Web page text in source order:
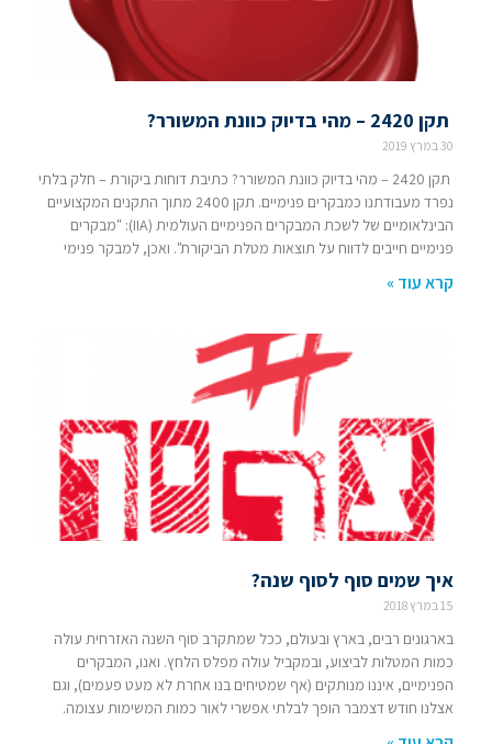
תקן 2420 – מהי בדיוק כוונת המשורר?
30 במרץ 2019
תקן 2420 – מהי בדיוק כוונת המשורר? כתיבת דוחות ביקורת – חלק בלתי
נפרד מעבודתנו כמבקרים פנימיים. תקן 2400 מתוך התקנים המקצועיים
הבינלאומיים של לשכת המבקרים הפנימיים העולמית (IIA): "מבקרים
פנימיים חייבים לדווח על תוצאות מטלת הביקורת". ואכן, למבקר פנימי
קרא עוד »
איך שמים סוף לסוף שנה?
15 במרץ 2018
בארגונים רבים, בארץ ובעולם, ככל שמתקרב סוף השנה האזרחית עולה
כמות המטלות לביצוע, ובמקביל עולה מפלס הלחץ. ואנו, המבקרים
הפנימיים, איננו מנותקים (אף שמטיחים בנו אחרת לא מעט פעמים), וגם
אצלנו חודש דצמבר הופך לבלתי אפשרי לאור כמות המשימות עצומה.